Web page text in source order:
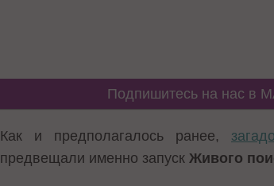
Подпишитесь на нас в
Как и предполагалось ранее,
предвещали именно запускЖивого